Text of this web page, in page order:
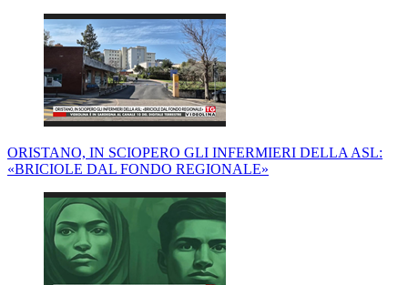
ORISTANO, IN SCIOPERO GLI INFERMIERI DELLA ASL:
«BRICIOLE DAL FONDO REGIONALE»